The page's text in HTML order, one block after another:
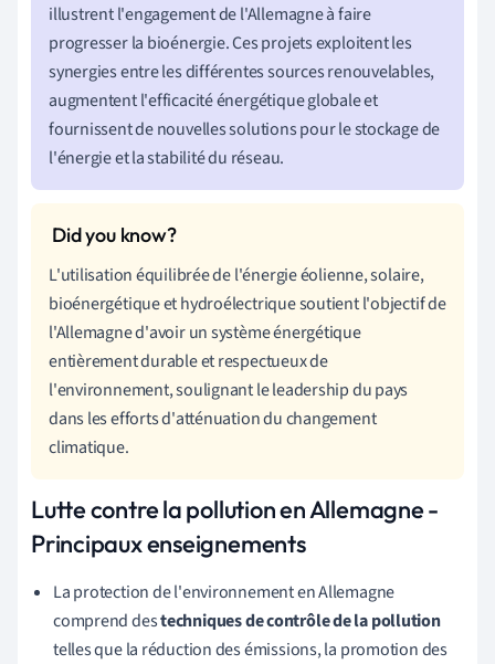
illustrent l'engagement de l'Allemagne à faire
progresser la bioénergie. Ces projets exploitent les
synergies entre les différentes sources renouvelables,
augmentent l'efficacité énergétique globale et
fournissent de nouvelles solutions pour le stockage de
l'énergie et la stabilité du réseau.
L'utilisation équilibrée de l'énergie éolienne, solaire,
bioénergétique et hydroélectrique soutient l'objectif de
l'Allemagne d'avoir un système énergétique
entièrement durable et respectueux de
l'environnement, soulignant le leadership du pays
dans les efforts d'atténuation du changement
climatique.
Lutte contre la pollution en Allemagne -
Principaux enseignements
La protection de l'environnement en Allemagne
comprend destechniques de contrôle de la pollution
telles que la réduction des émissions, la promotion des